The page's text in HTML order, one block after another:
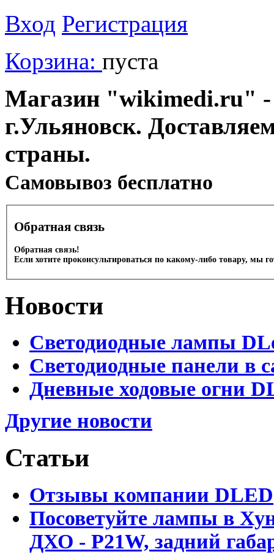
Вход Регистрация
Корзина: пуста
Магазин "wikimedi.ru" -
г.Ульяновск.
страны.
Cамовывоз бесплатно
Обратная связь
Обратная связь!
Если хотите проконсультироваться по какому-либо товару, мы
Новости
Светодиодные лампы
Светодиодные панели в
Дневные ходовые огни
Другие новости
Статьи
Отзывы компании DLED
Посоветуйте лампы в
ДХО - P21W, задний